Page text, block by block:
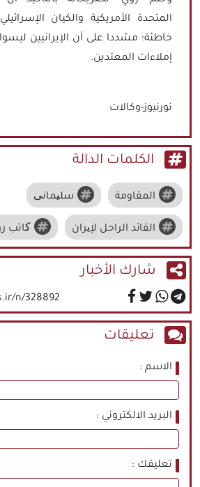
المتحدة الأمريكية والكيان
خاطئة؛ مشددا على أن الإيرانيين
إملاءات المعتدين.
نورنيوز-وكالات
الكلمات الدالة
المقاومة سلیمانی
القائد الراحل لإیران کاتب
شارك الأخبار
n/328892
تعليقات
الاسم
البريد الالكتروني
تعليقك